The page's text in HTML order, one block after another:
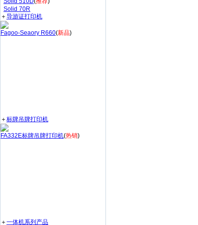
Solid 70R
＋导游证打印机
Fagoo-Seaory R660(新品)
＋标牌吊牌打印机
FA332E标牌吊牌打印机(热销)
＋一体机系列产品